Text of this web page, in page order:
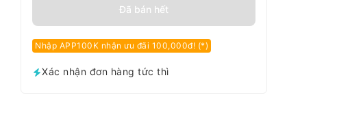
Đã bán hết
Nhập APP100K nhận ưu đãi 100,000đ! (*)
Xác nhận đơn hàng tức thì